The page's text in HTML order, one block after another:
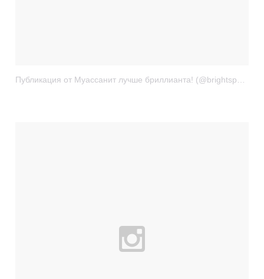
Публикация от Муассанит лучше бриллианта! (@brightspark.ru)